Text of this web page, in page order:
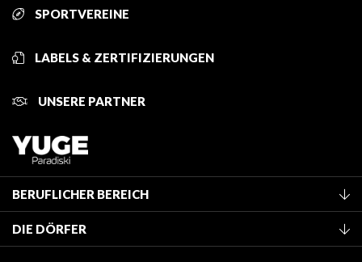
SPORTVEREINE
LABELS & ZERTIFIZIERUNGEN
UNSERE PARTNER
BERUFLICHER BEREICH
Mitglied des Fremdenverkehrsamtes werden
Klassifizierung von Möbeln
DIE DÖRFER